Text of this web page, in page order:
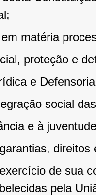
matéria
proteção e
e
social
e à
de sua
pela